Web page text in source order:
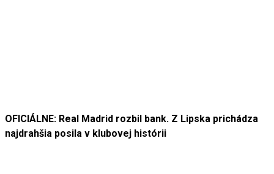
OFICIÁLNE: Real Madrid rozbil bank. Z Lipska prichádza
najdrahšia posila v klubovej histórii